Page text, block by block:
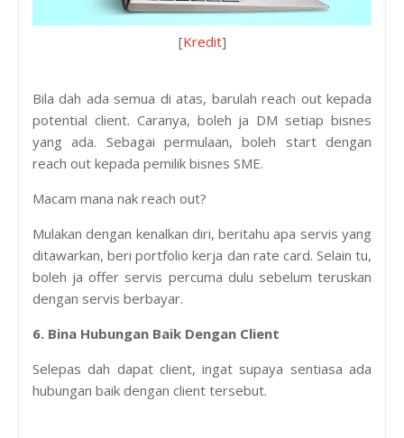
[Kredit]
Bila dah ada semua di atas, barulah reach out kepada
potential client. Caranya, boleh ja DM setiap bisnes
yang ada. Sebagai permulaan, boleh start dengan
reach out kepada pemilik bisnes SME.
Macam mana nak reach out?
Mulakan dengan kenalkan diri, beritahu apa servis yang
ditawarkan, beri portfolio kerja dan rate card. Selain tu,
boleh ja offer servis percuma dulu sebelum teruskan
dengan servis berbayar.
6. Bina Hubungan Baik Dengan Client
Selepas dah dapat client, ingat supaya sentiasa ada
hubungan baik dengan client tersebut.